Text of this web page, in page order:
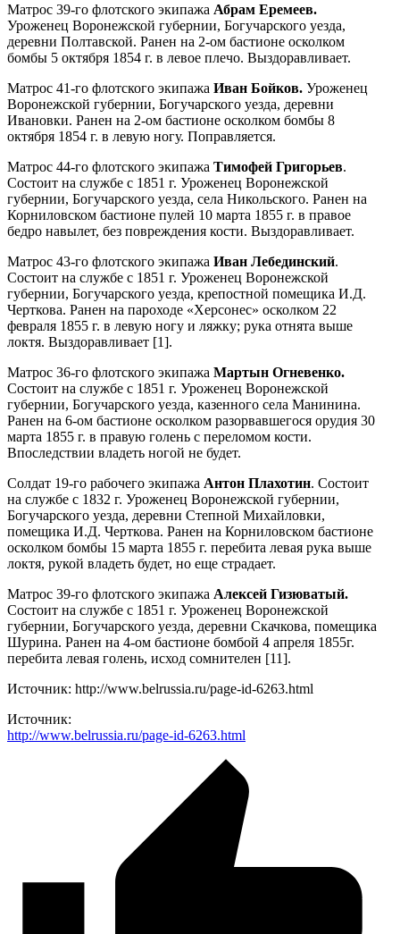
Матрос 39-го флотского экипажа Абрам Еремеев.
Уроженец Воронежской губернии, Богучарского уезда,
деревни Полтавской. Ранен на 2-ом бастионе осколком
бомбы 5 октября 1854 г. в левое плечо. Выздоравливает.
Матрос 41-го флотского экипажа Иван Бойков. Уроженец
Воронежской губернии, Богучарского уезда, деревни
Ивановки. Ранен на 2-ом бастионе осколком бомбы 8
октября 1854 г. в левую ногу. Поправляется.
Матрос 44-го флотского экипажа Тимофей Григорьев.
Состоит на службе с 1851 г. Уроженец Воронежской
губернии, Богучарского уезда, села Никольского. Ранен на
Корниловском бастионе пулей 10 марта 1855 г. в правое
бедро навылет, без повреждения кости. Выздоравливает.
Матрос 43-го флотского экипажа Иван Лебединский.
Состоит на службе с 1851 г. Уроженец Воронежской
губернии, Богучарского уезда, крепостной помещика И.Д.
Черткова. Ранен на пароходе «Херсонес» осколком 22
февраля 1855 г. в левую ногу и ляжку; рука отнята выше
локтя. Выздоравливает [1].
Матрос 36-го флотского экипажа Мартын Огневенко.
Состоит на службе с 1851 г. Уроженец Воронежской
губернии, Богучарского уезда, казенного села Манинина.
Ранен на 6-ом бастионе осколком разорвавшегося орудия 30
марта 1855 г. в правую голень с переломом кости.
Впоследствии владеть ногой не будет.
Солдат 19-го рабочего экипажа Антон Плахотин. Состоит
на службе с 1832 г. Уроженец Воронежской губернии,
Богучарского уезда, деревни Степной Михайловки,
помещика И.Д. Черткова. Ранен на Корниловском бастионе
осколком бомбы 15 марта 1855 г. перебита левая рука выше
локтя, рукой владеть будет, но еще страдает.
Матрос 39-го флотского экипажа Алексей Гизюватый.
Состоит на службе с 1851 г. Уроженец Воронежской
губернии, Богучарского уезда, деревни Скачкова, помещика
Шурина. Ранен на 4-ом бастионе бомбой 4 апреля 1855г.
перебита левая голень, исход сомнителен [11].
Источник: http://www.belrussia.ru/page-id-6263.html
Источник:
http://www.belrussia.ru/page-id-6263.html